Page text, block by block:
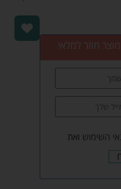
חוזר למלאי
השימוש ואת